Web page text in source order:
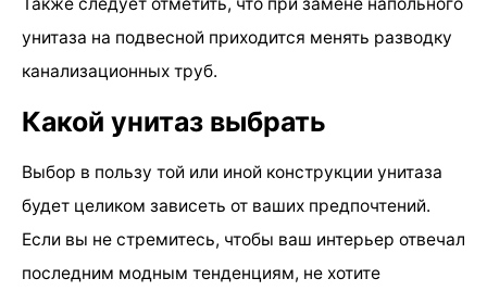
унитаза на подвесной приходится менять разводку
канализационных труб.
Какой унитаз выбрать
Выбор в пользу той или иной конструкции унитаза
будет целиком зависеть от ваших предпочтений.
Если вы не стремитесь, чтобы ваш интерьер отвечал
последним модным тенденциям, не хотите